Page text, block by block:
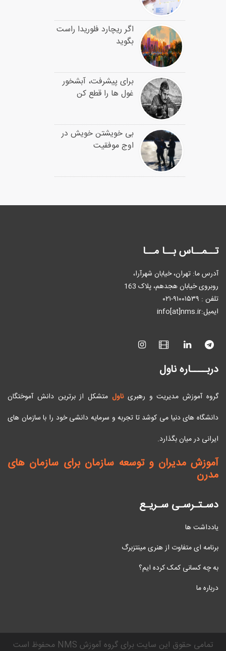
اگر ریچارد فلوریدا راست
بگوید
برای پیشرفت، آبشخور
غول ها را قطع کن
بی خویشتن خویش در
اوج موفقیت
تــمــاس بــا مــا
آدرس ما: تهران، خیابان شهرآرا،
روبروی خیابان هجدهم، پلاک 163
تلفن : ٩۱۰۰۱۵۳۹-۰۲۱
ایمیل:info[at]nms.ir
دربــــاره ناول
گروه آموزش مدیریت و رهبریناول متشکل از برترین دانش آموختگان
دانشگاه های دنیا می کوشد تا تجربه و سرمایه دانشی خود را با سازمان های
ایرانی در میان بگذارد.
آموزش مدیران و توسعه سازمان برای سازمان های
مدرن
دسـتـرسـی سـریـع
یادداشت ها
برنامه ای متفاوت از هنری مینتزبرگ
به چه کسانی کمک کرده ایم؟
درباره ما
محفوظ است NMS تمامی حقوق این سایت برای گروه آموزش